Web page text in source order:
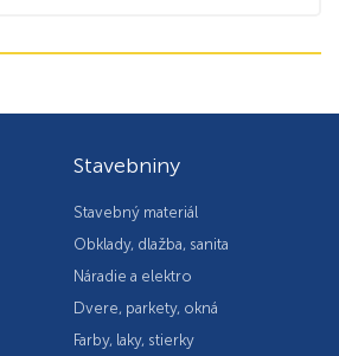
Stavebniny
Stavebný materiál
Obklady, dlažba, sanita
Náradie a elektro
Dvere, parkety, okná
Farby, laky, stierky